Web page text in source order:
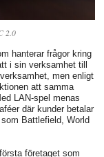
2.0
hanterar frågor kring
i sin verksamhet till
men enligt
att samma
LAN-spel menas
där kunder betalar
Battlefield, World
företaget som